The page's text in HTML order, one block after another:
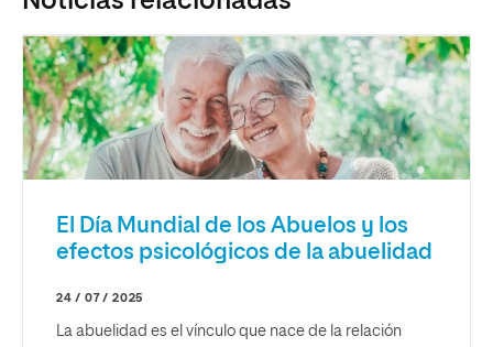
El Día Mundial de los Abuelos y los
efectos psicológicos de la abuelidad
24 / 07 / 2025
La abuelidad es el vínculo que nace de la relación